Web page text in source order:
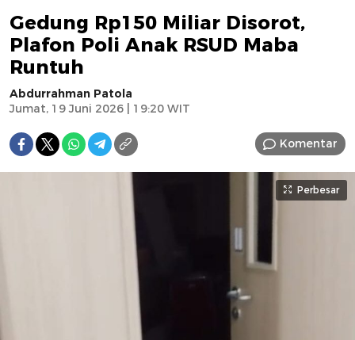
Gedung Rp150 Miliar Disorot,
Plafon Poli Anak RSUD Maba
Runtuh
Abdurrahman Patola
Jumat, 19 Juni 2026 | 19:20 WIT
Komentar
Perbesar